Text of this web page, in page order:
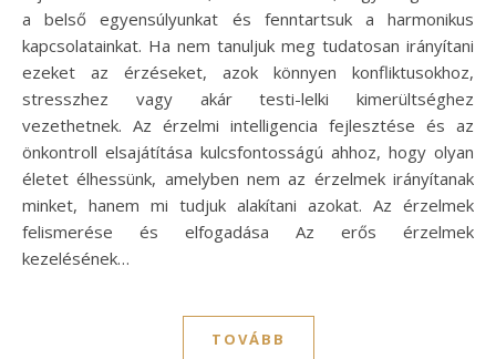
a belső egyensúlyunkat és fenntartsuk a harmonikus
kapcsolatainkat. Ha nem tanuljuk meg tudatosan irányítani
ezeket az érzéseket, azok könnyen konfliktusokhoz,
stresszhez vagy akár testi-lelki kimerültséghez
vezethetnek. Az érzelmi intelligencia fejlesztése és az
önkontroll elsajátítása kulcsfontosságú ahhoz, hogy olyan
életet élhessünk, amelyben nem az érzelmek irányítanak
minket, hanem mi tudjuk alakítani azokat. Az érzelmek
felismerése és elfogadása Az erős érzelmek
kezelésének…
TOVÁBB